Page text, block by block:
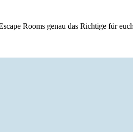
Rooms genau das Richtige für